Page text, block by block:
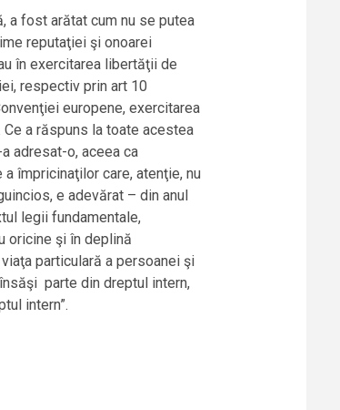
a fost arătat cum nu se putea
reputaţiei şi onoarei
în exercitarea libertăţii de
respectiv prin art 10
europene, exercitarea
a răspuns la toate acestea
adresat-o, aceea ca
împricinaţilor care, atenţie, nu
e adevărat – din anul
legii fundamentale,
oricine şi în deplină
particulară a persoanei şi
parte din dreptul intern,
intern”.